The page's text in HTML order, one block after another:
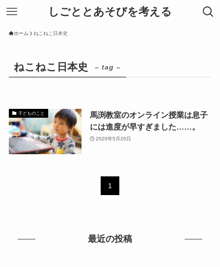
しごととあそびを考える
ホーム ねこねこ日本史
ねこねこ日本史 – tag –
子どものこと
馬渕教室のオンライン授業は息子
には進度が早すぎました……。
2020年5月20日
1
最近の投稿